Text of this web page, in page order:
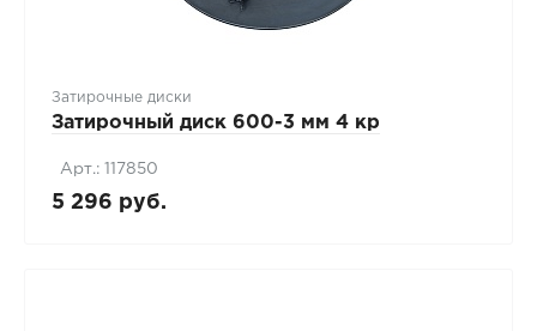
Затирочные диски
Затирочный диск 600-3 мм 4 кр
Арт.: 117850
5 296 руб.